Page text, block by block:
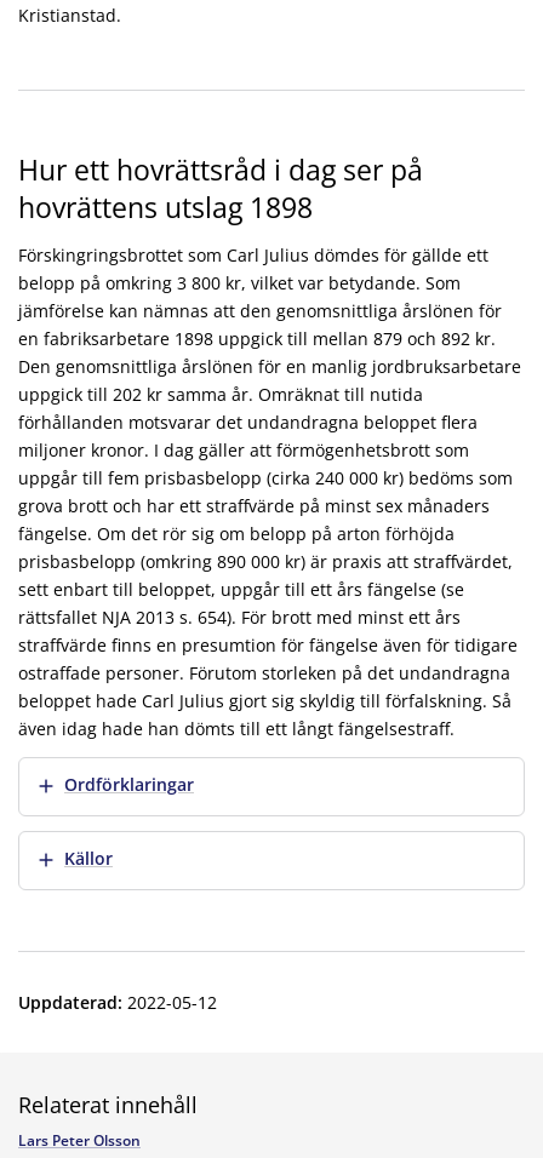
Kristianstad.
Hur ett hovrättsråd i dag ser på
hovrättens utslag 1898
Förskingringsbrottet som Carl Julius dömdes för gällde ett
belopp på omkring 3 800 kr, vilket var betydande. Som
jämförelse kan nämnas att den genomsnittliga årslönen för
en fabriksarbetare 1898 uppgick till mellan 879 och 892 kr.
Den genomsnittliga årslönen för en manlig jordbruksarbetare
uppgick till 202 kr samma år. Omräknat till nutida
förhållanden motsvarar det undandragna beloppet flera
miljoner kronor. I dag gäller att förmögenhetsbrott som
uppgår till fem prisbasbelopp (cirka 240 000 kr) bedöms som
grova brott och har ett straffvärde på minst sex månaders
fängelse. Om det rör sig om belopp på arton förhöjda
prisbasbelopp (omkring 890 000 kr) är praxis att straffvärdet,
sett enbart till beloppet, uppgår till ett års fängelse (se
rättsfallet NJA 2013 s. 654). För brott med minst ett års
straffvärde finns en presumtion för fängelse även för tidigare
ostraffade personer. Förutom storleken på det undandragna
beloppet hade Carl Julius gjort sig skyldig till förfalskning. Så
även idag hade han dömts till ett långt fängelsestraff.
Visa merOrdförklaringar
Visa merKällor
Uppdaterad: 2022-05-12
Relaterat innehåll
Lars Peter Olsson